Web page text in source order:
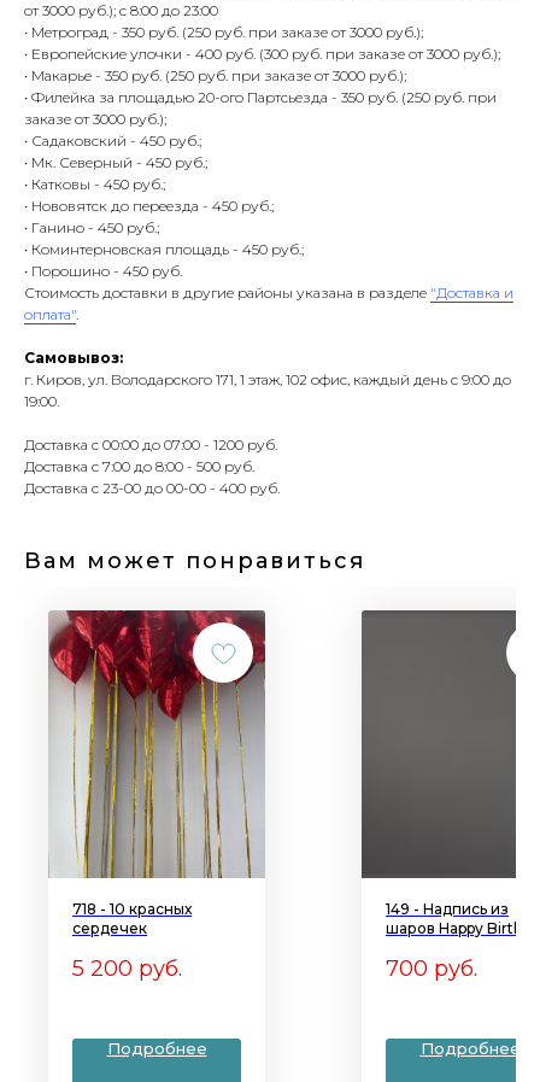
от 3000 руб.); с 8:00 до 23:00
• Метроград - 350 руб. (250 руб. при заказе от 3000 руб.);
• Европейские улочки - 400 руб. (300 руб. при заказе от 3000 руб.);
• Макарье - 350 руб. (250 руб. при заказе от 3000 руб.);
• Филейка за площадью 20-ого Партсьезда - 350 руб. (250 руб. при
заказе от 3000 руб.);
• Садаковский - 450 руб.;
• Мк. Северный - 450 руб.;
• Катковы - 450 руб.;
• Нововятск до переезда - 450 руб.;
• Ганино - 450 руб.;
• Коминтерновская площадь - 450 руб.;
• Порошино - 450 руб.
Стоимость доставки в другие районы указана в разделе "Доставка и
оплата".
Самовывоз:
г. Киров, ул. Володарского 171, 1 этаж, 102 офис, каждый день с 9:00 до
19:00.
Доставка с 00:00 до 07:00 - 1200 руб.
Доставка с 7:00 до 8:00 - 500 руб.
Доставка с 23-00 до 00-00 - 400 руб.
Вам может понравиться
718 - 10 красных
сердечек
5 200 руб.
Подробнее
149 - Надпись из
шаров Happy
700 руб.
Подробнее